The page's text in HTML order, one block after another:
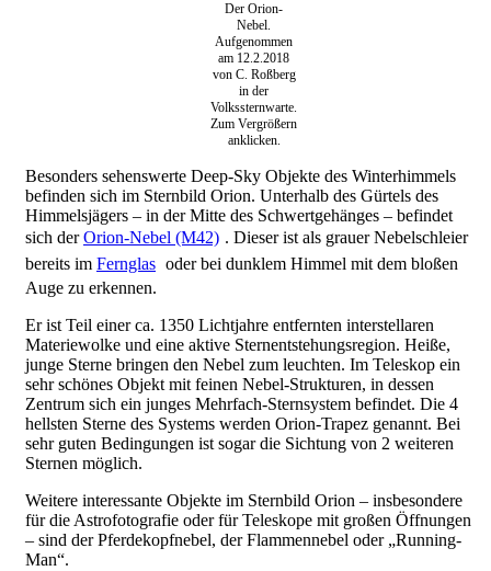
Der Orion-
Nebel.
Aufgenommen
am 12.2.2018
von C. Roßberg
in der
Volkssternwarte.
Zum Vergrößern
anklicken.
Besonders sehenswerte Deep-Sky Objekte des Winterhimmels
befinden sich im Sternbild Orion. Unterhalb des Gürtels des
Himmelsjägers – in der Mitte des Schwertgehänges – befindet
sich derOrion-Nebel (M42) . Dieser ist als grauer Nebelschleier
bereits im Fernglas oder bei dunklem Himmel mit dem bloßen
Auge zu erkennen.
Er ist Teil einer ca. 1350 Lichtjahre entfernten interstellaren
Materiewolke und eine aktive Sternentstehungsregion. Heiße,
junge Sterne bringen den Nebel zum leuchten. Im Teleskop ein
sehr schönes Objekt mit feinen Nebel-Strukturen, in dessen
Zentrum sich ein junges Mehrfach-Sternsystem befindet. Die 4
hellsten Sterne des Systems werden Orion-Trapez genannt. Bei
sehr guten Bedingungen ist sogar die Sichtung von 2 weiteren
Sternen möglich.
Weitere interessante Objekte im Sternbild Orion – insbesondere
für die Astrofotografie oder für Teleskope mit großen Öffnungen
– sind der Pferdekopfnebel, der Flammennebel oder „Running-
Man“.